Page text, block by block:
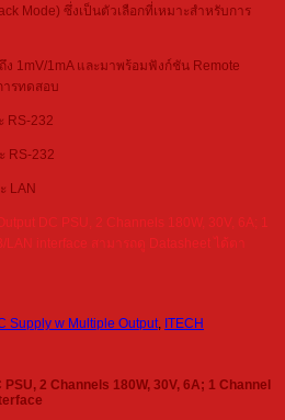
Mode) ซึ่งเป็นตัวเลือกที่เหมาะสำหรับการ
ง 1mV/1mA และมาพร้อมฟังก์ชัน Remote
ารทดสอบ
RS-232
RS-232
LAN
DC PSU, 2 Channels 180W, 30V, 6A; 1
LAN interface สามารถดู Datasheet ได้ตา
Supply w Multiple Output, ITECH
2 Channels 180W, 30V, 6A; 1 Channel